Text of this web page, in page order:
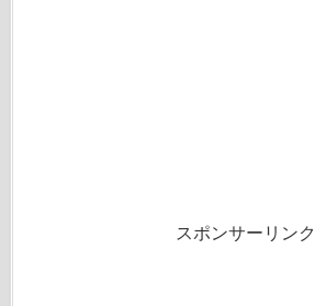
スポンサーリンク